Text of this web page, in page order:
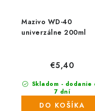
Mazivo WD-40
univerzálne 200ml
Skladom - dodanie
7 dní
(213 ks)
€5,40
DO KOŠÍKA